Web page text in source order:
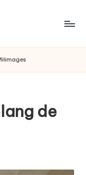
de